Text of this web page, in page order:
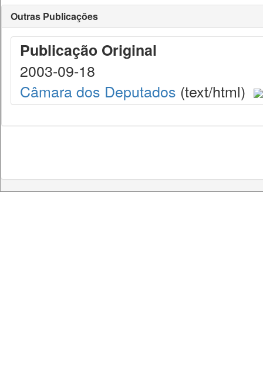
Outras Publicações
Publicação Original
2003-09-18
Câmara dos Deputados (text/html)